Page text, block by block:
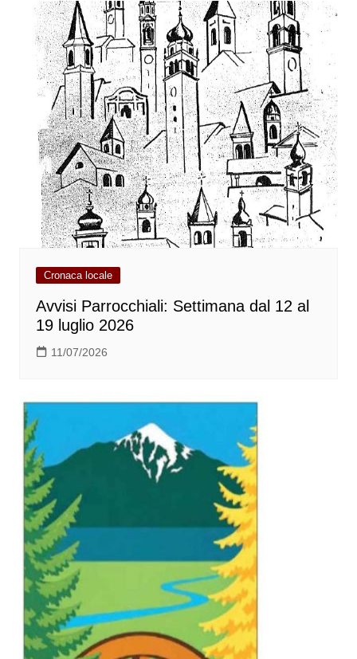
Cronaca locale
Avvisi Parrocchiali: Settimana dal 12 al
19 luglio 2026
11/07/2026